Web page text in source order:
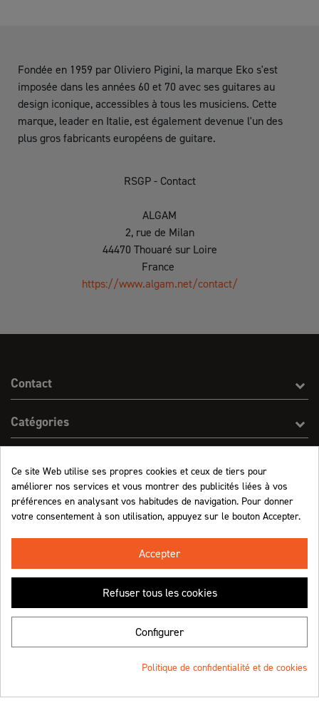
Fondée en 1959 par Oliviero Pigini, la marque Eko s'est
imposée dans les années 60 et 70 avec ses guitares au
design iconique, accessibles à tous les musiciens. Cette
marque, leader en Italie, est également devenue l'un des
plus gros fabricants européens de guitare.
RSGP - Contact
ALGAM
2, rue de Milan
44470 Thouaré sur Loire
France
https://www.algam.net/contact/
Contact
Catégories
Informations
Retrouvez-nous !
Ce site Web utilise ses propres cookies et ceux de tiers pour
améliorer nos services et vous montrer des publicités liées à vos
préférences en analysant vos habitudes de navigation. Pour donner
votre consentement à son utilisation, appuyez sur le bouton Accepter.
Accepter
Refuser tous les cookies
Configurer
Politique de confidentialité et de cookies